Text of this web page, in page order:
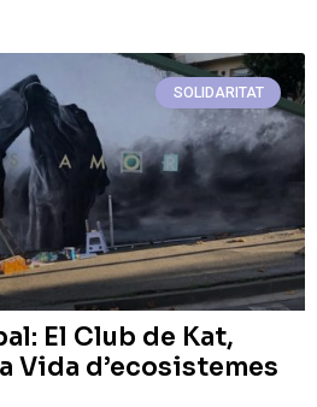
SOLIDARITAT
El Club de Kat,
Vida d’ecosistemes